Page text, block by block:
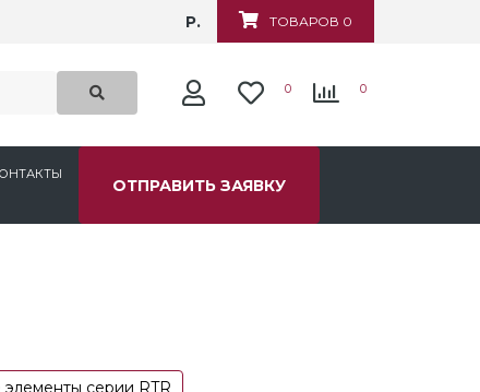
д.6 ТОВАРОВ 0
Р.
0 0
ОТПРАВИТЬ ЗАЯВКУ
элементы серии RTR